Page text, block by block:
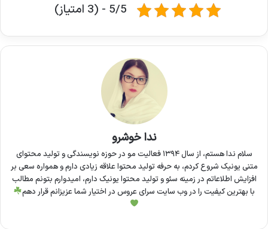
5/5 - (3 امتیاز)
ندا خوشرو
سلام ندا هستم، از سال ۱۳۹۴ فعالیت مو در حوزه نویسندگی و تولید محتوای
متنی یونیک شروع کردم، به حرفه تولید محتوا علاقه زیادی دارم و همواره سعی بر
افزایش اطلاعاتم در زمینه سئو و تولید محتوا یونیک دارم، امیدوارم بتونم مطالب
با بهترین کیفیت را در وب سایت سرای عروس در اختیار شما عزیزانم قرار دهم